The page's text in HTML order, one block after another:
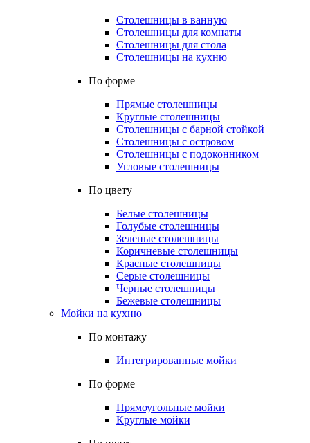
Столешницы в ванную
Столешницы для комнаты
Столешницы для стола
Столешницы на кухню
По форме
Прямые столешницы
Круглые столешницы
Столешницы с барной стойкой
Столешницы с островом
Столешницы с подоконником
Угловые столешницы
По цвету
Белые столешницы
Голубые столешницы
Зеленые столешницы
Коричневые столешницы
Красные столешницы
Серые столешницы
Черные столешницы
Бежевые столешницы
Мойки на кухню
По монтажу
Интегрированные мойки
По форме
Прямоугольные мойки
Круглые мойки